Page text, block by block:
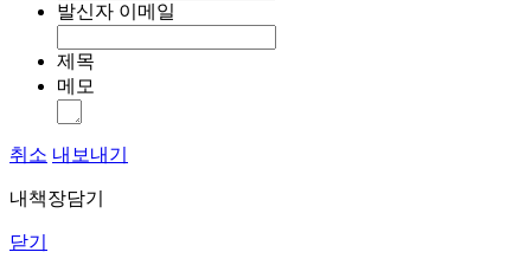
발신자 이메일
제목
메모
취소 내보내기
내책장담기
닫기